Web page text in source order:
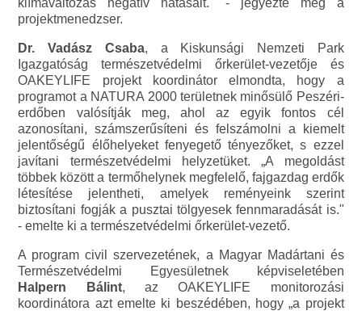
projektmenedzser.
Dr. Vadász Csaba, a Kiskunsági Nemzeti Park
Igazgatóság természetvédelmi őrkerület-vezetője és
OAKEYLIFE projekt koordinátor elmondta, hogy a
programot a NATURA 2000 területnek minősülő Peszéri-
erdőben valósítják meg, ahol az egyik fontos cél
azonosítani, számszerűsíteni és felszámolni a kiemelt
jelentőségű élőhelyeket fenyegető tényezőket, s ezzel
javítani természetvédelmi helyzetüket. „A megoldást
többek között a termőhelynek megfelelő, fajgazdag erdők
létesítése jelentheti, amelyek reményeink szerint
biztosítani fogják a pusztai tölgyesek fennmaradását is."
- emelte ki a természetvédelmi őrkerület-vezető.
A program civil szervezetének, a Magyar Madártani és
Természetvédelmi Egyesületnek képviseletében
Halpern Bálint, az OAKEYLIFE monitorozási
koordinátora azt emelte ki beszédében, hogy „a projekt